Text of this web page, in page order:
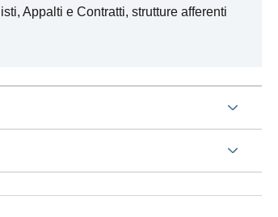
Appalti e Contratti, strutture afferenti